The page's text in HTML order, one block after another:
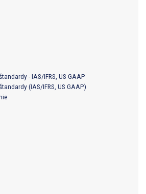
- IAS/IFRS, US GAAP
(IAS/IFRS, US GAAP)